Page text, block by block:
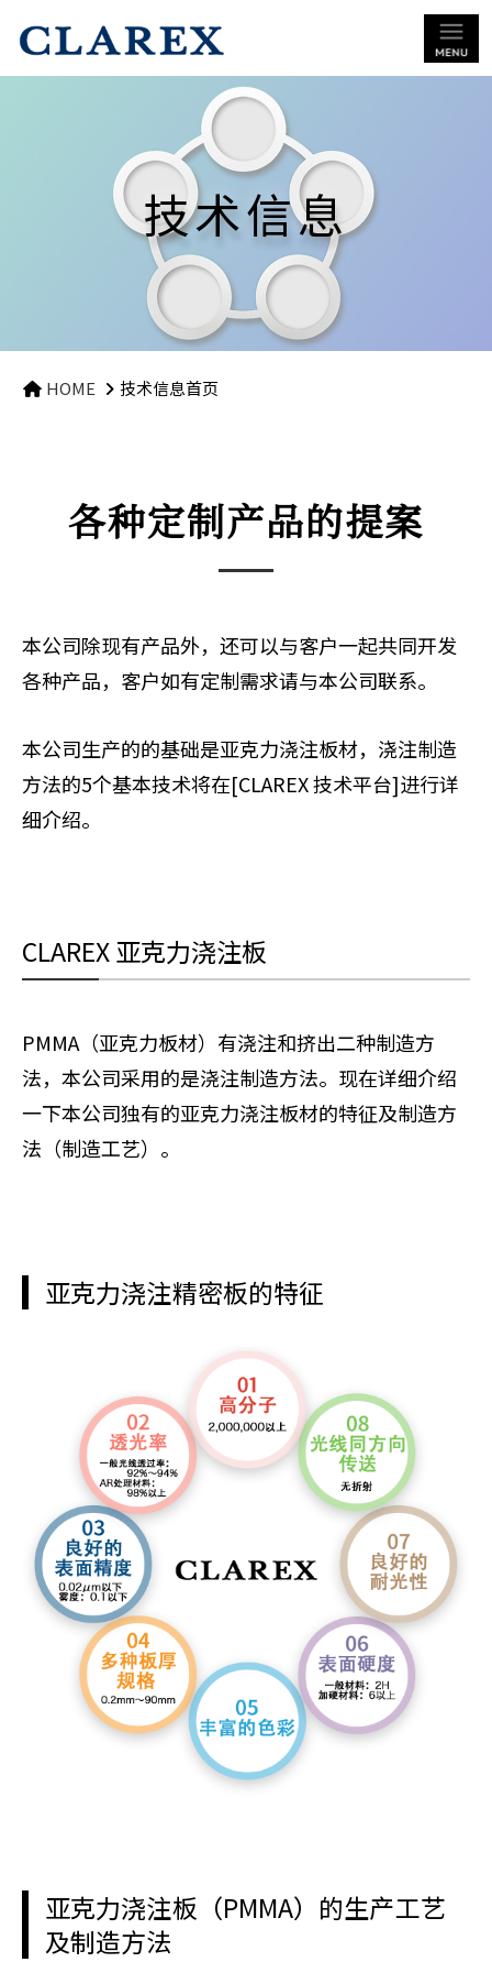
技术信息
HOME 技术信息首页
各种定制产品的提案
本公司除现有产品外，还可以与客户一起共同开发
各种产品，客户如有定制需求请与本公司联系。
本公司生产的的基础是亚克力浇注板材，浇注制造
方法的5个基本技术将在[CLAREX 技术平台]进行详
细介绍。
CLAREX 亚克力浇注板
PMMA（亚克力板材）有浇注和挤出二种制造方
法，本公司采用的是浇注制造方法。现在详细介绍
一下本公司独有的亚克力浇注板材的特征及制造方
法（制造工艺）。
亚克力浇注精密板的特征
亚克力浇注板（PMMA）的生产工艺
及制造方法